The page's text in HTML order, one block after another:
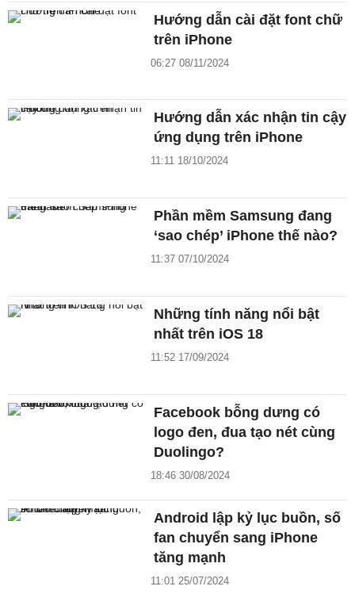
Hướng dẫn cài đặt font chữ
trên iPhone
06:27 08/11/2024
Hướng dẫn xác nhận tin cậy
ứng dụng trên iPhone
11:11 18/10/2024
Phần mềm Samsung đang
‘sao chép’ iPhone thế nào?
11:37 07/10/2024
Những tính năng nổi bật
nhất trên iOS 18
11:52 17/09/2024
Facebook bỗng dưng có
logo đen, đua tạo nét cùng
Duolingo?
18:46 30/08/2024
Android lập kỷ lục buồn, số
fan chuyển sang iPhone
tăng mạnh
11:01 25/07/2024